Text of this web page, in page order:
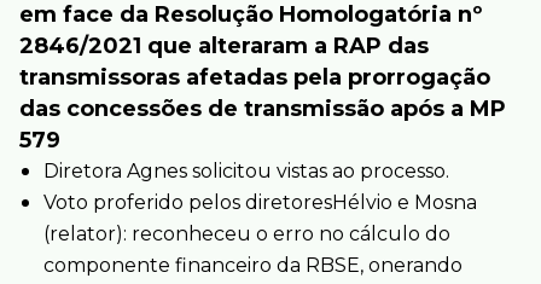
em face da Resolução Homologatória nº
2846/2021 que alteraram a RAP das
transmissoras afetadas pela prorrogação
das concessões de transmissão após a MP
579
Diretora Agnes solicitou vistas ao processo.
Voto proferido pelos diretoresHélvio e Mosna
(relator): reconheceu o erro no cálculo do
componente financeiro da RBSE, onerando